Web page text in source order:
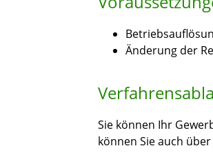
Änderung der
Sie können Ihr
können Sie auch